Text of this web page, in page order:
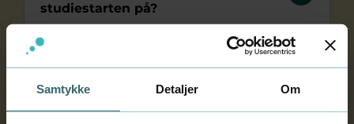
Samtykke Detaljer Om
studiestarten på?
Studiestartskursus - bliv klar til dit